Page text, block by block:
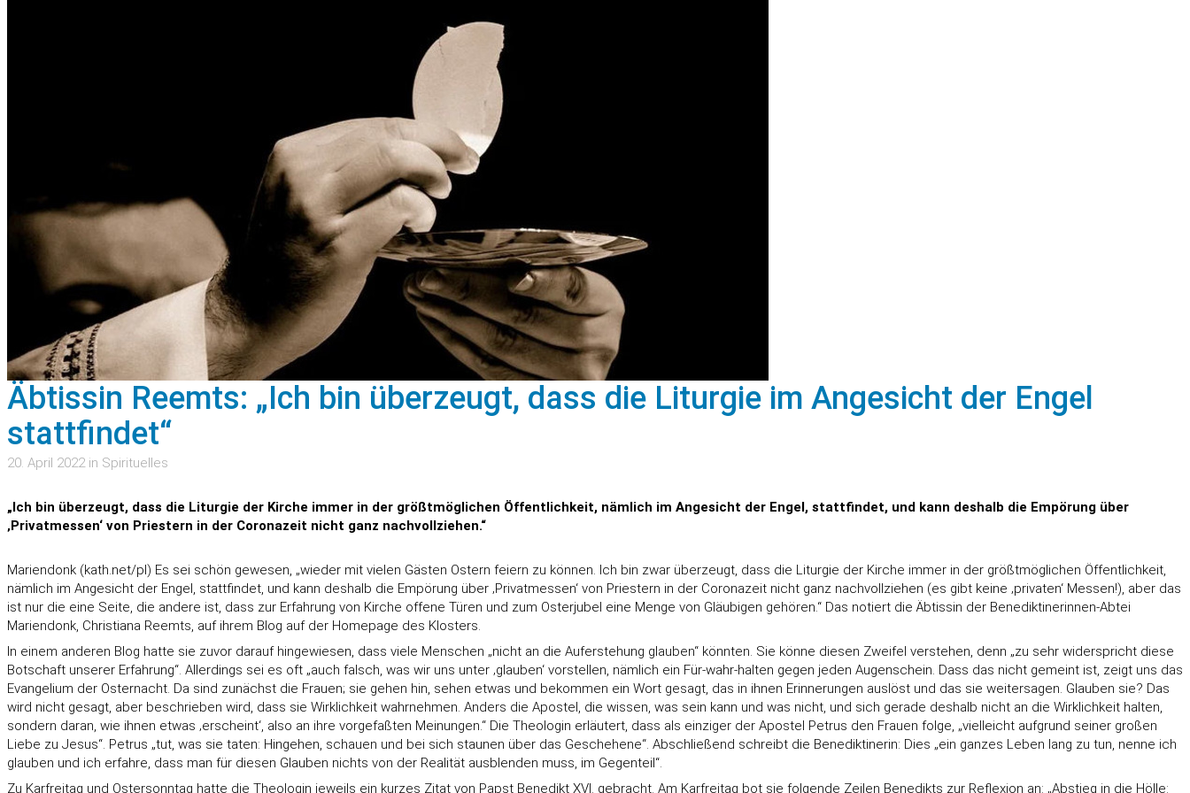
Äbtissin Reemts: „Ich bin überzeugt, dass die Liturgie im Angesicht der Engel
stattfindet“
20. April 2022 in Spirituelles
„Ich bin überzeugt, dass die Liturgie der Kirche immer in der größtmöglichen Öffentlichkeit, nämlich im Angesicht der Engel, stattfindet, und kann deshalb die Empörung über
‚Privatmessen‘ von Priestern in der Coronazeit nicht ganz nachvollziehen.“
Mariendonk (kath.net/pl) Es sei schön gewesen, „wieder mit vielen Gästen Ostern feiern zu können. Ich bin zwar überzeugt, dass die Liturgie der Kirche immer in der größtmöglichen Öffentlichkeit,
nämlich im Angesicht der Engel, stattfindet, und kann deshalb die Empörung über ‚Privatmessen‘ von Priestern in der Coronazeit nicht ganz nachvollziehen (es gibt keine ‚privaten‘ Messen!), aber das
ist nur die eine Seite, die andere ist, dass zur Erfahrung von Kirche offene Türen und zum Osterjubel eine Menge von Gläubigen gehören.“ Das notiert die Äbtissin der Benediktinerinnen-Abtei
Mariendonk, Christiana Reemts, auf ihrem Blog auf der Homepage des Klosters.
In einem anderen Blog hatte sie zuvor darauf hingewiesen, dass viele Menschen „nicht an die Auferstehung glauben“ könnten. Sie könne diesen Zweifel verstehen, denn „zu sehr widerspricht diese
Botschaft unserer Erfahrung“. Allerdings sei es oft „auch falsch, was wir uns unter ‚glauben‘ vorstellen, nämlich ein Für-wahr-halten gegen jeden Augenschein. Dass das nicht gemeint ist, zeigt uns das
Evangelium der Osternacht. Da sind zunächst die Frauen; sie gehen hin, sehen etwas und bekommen ein Wort gesagt, das in ihnen Erinnerungen auslöst und das sie weitersagen. Glauben sie? Das
wird nicht gesagt, aber beschrieben wird, dass sie Wirklichkeit wahrnehmen. Anders die Apostel, die wissen, was sein kann und was nicht, und sich gerade deshalb nicht an die Wirklichkeit halten,
sondern daran, wie ihnen etwas ‚erscheint‘, also an ihre vorgefaßten Meinungen.“ Die Theologin erläutert, dass als einziger der Apostel Petrus den Frauen folge, „vielleicht aufgrund seiner großen
Liebe zu Jesus“. Petrus „tut, was sie taten: Hingehen, schauen und bei sich staunen über das Geschehene“. Abschließend schreibt die Benediktinerin: Dies „ein ganzes Leben lang zu tun, nenne ich
glauben und ich erfahre, dass man für diesen Glauben nichts von der Realität ausblenden muss, im Gegenteil“.
Zu Karfreitag und Ostersonntag hatte die Theologin jeweils ein kurzes Zitat von Papst Benedikt XVI. gebracht. Am Karfreitag bot sie folgende Zeilen Benedikts zur Reflexion an: „Abstieg in die Hölle: